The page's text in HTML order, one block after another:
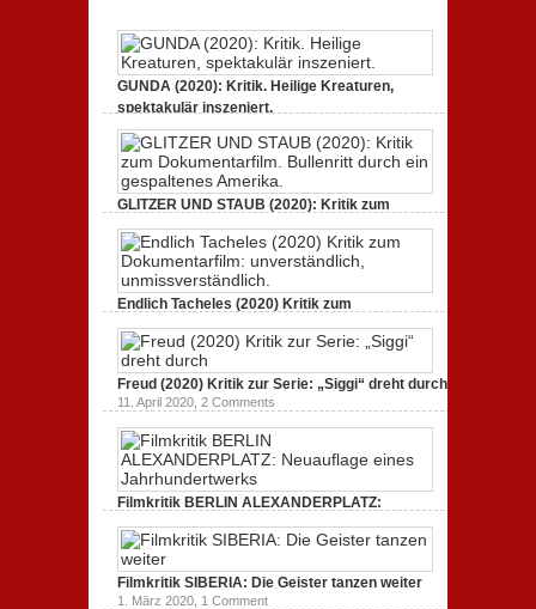
GUNDA (2020): Kritik. Heilige Kreaturen,
spektakulär inszeniert.
GLITZER UND STAUB (2020): Kritik zum
Dokumentarfilm. Bullenritt durch ein
gespaltenes Amerika.
3. Oktober 2020,2 Comments
Endlich Tacheles (2020) Kritik zum
Dokumentarfilm: unverständlich,
unmissverständlich.
19. Mai 2020,0 Comments
Freud (2020) Kritik zur Serie: „Siggi“ dreht durch
11. April 2020, 2 Comments
Filmkritik BERLIN ALEXANDERPLATZ:
Neuauflage eines Jahrhundertwerks
1. März 2020,2 Comments
Filmkritik SIBERIA: Die Geister tanzen weiter
1. März 2020, 1 Comment